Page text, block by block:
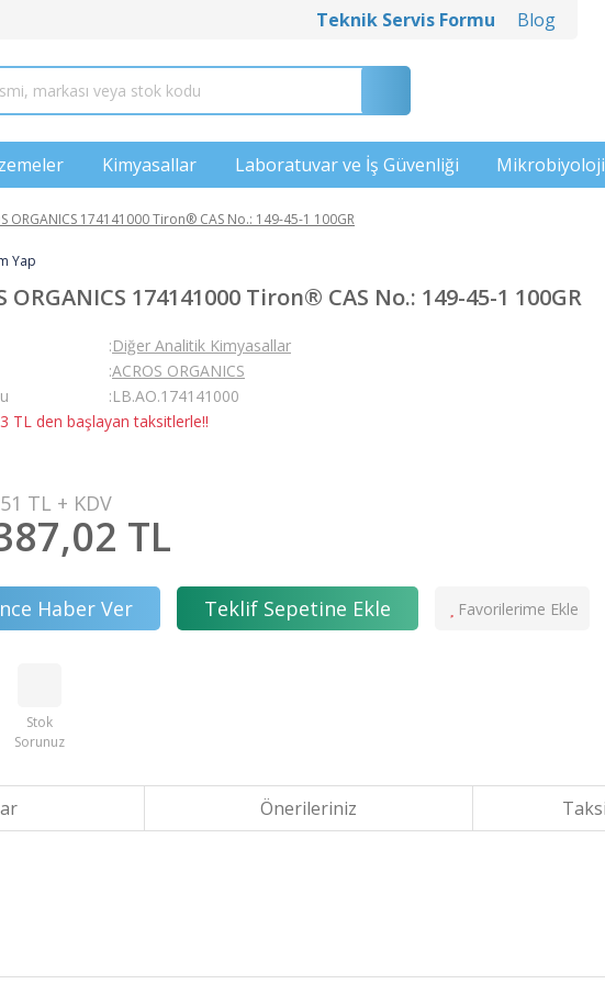
Teknik Servis Formu Blog
Kimyasallar Laboratuvar ve İş Güvenliği Mikrobiyoloji
ORGANICS 174141000 Tiron® CAS No.: 149-45-1 100GR
Yap
ORGANICS 174141000 Tiron® CAS No.: 149-45-1 100GR
Diğer Analitik Kimyasallar
ACROS ORGANICS
LB.AO.174141000
TL den başlayan taksitlerle!!
TL + KDV
TL
Haber Ver Teklif Sepetine Ekle
Stok
Sorunuz
Önerileriniz